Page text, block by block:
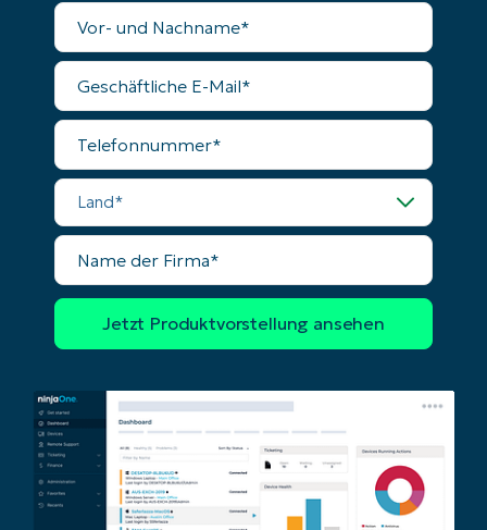
Vollständiger
Name
Geschäftliche
Mail
Telefonnummer
Land
Name
der
Firma
Phone
number*
Land
Company
name*